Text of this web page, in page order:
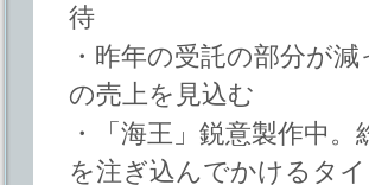
待
・昨年の受託の部分が
の売上を見込む
・「海王」鋭意製作中
を注ぎ込んでかけるタイ